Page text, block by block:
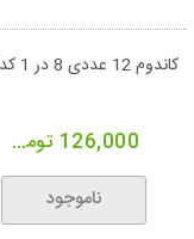
کاندوم 12 عددی 8 در 1 کدکس
126,000 تومان
ناموجود